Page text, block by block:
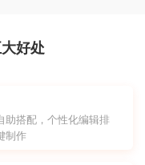
好处
助搭配，个性化编辑排
制作